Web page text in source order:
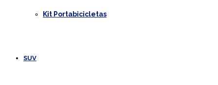
Kit Portabicicletas
SUV